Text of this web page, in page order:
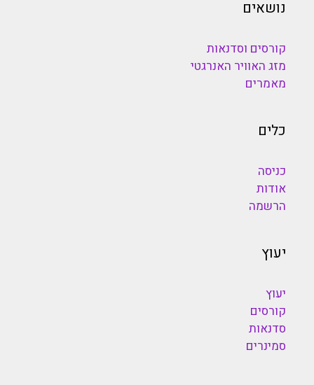
נושאים
קורסים וסדנאות
מזג האוויר האנרגטי
מאמרים
כלים
כניסה
אודות
הרשמה
יעוץ
יעוץ
קורסים
סדנאות
סמינרים